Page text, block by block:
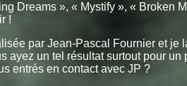
Dreams », « Mystify », « Broken
!
par Jean-Pascal Fournier et je
ayez un tel résultat surtout pour un
entrés en contact avec JP ?